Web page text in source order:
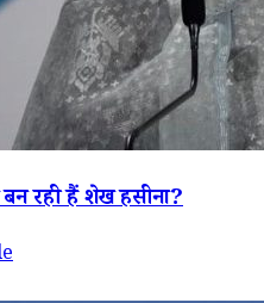
बन रही हैं शेख हसीना?